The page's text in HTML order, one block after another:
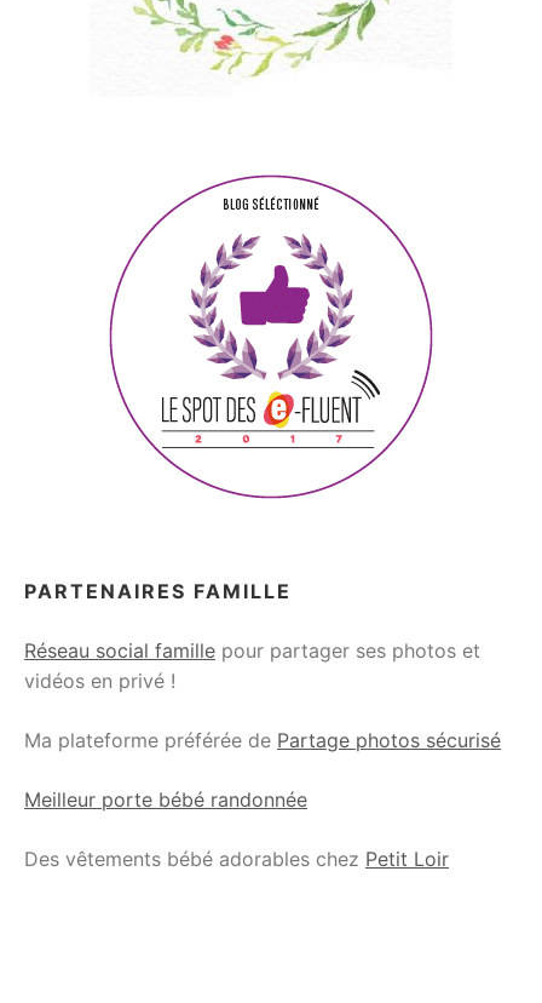
PARTENAIRES FAMILLE
Réseau social famille pour partager ses photos et
vidéos en privé !
Ma plateforme préférée de Partage photos sécurisé
Meilleur porte bébé randonnée
Des vêtements bébé adorables chez Petit Loir